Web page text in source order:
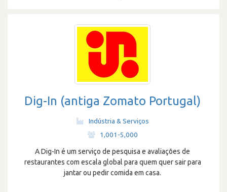
Dig-In (antiga Zomato Portugal)
Indústria & Serviços
1,001-5,000
A Dig-In é um serviço de pesquisa e avaliações de
restaurantes com escala global para quem quer sair para
jantar ou pedir comida em casa.